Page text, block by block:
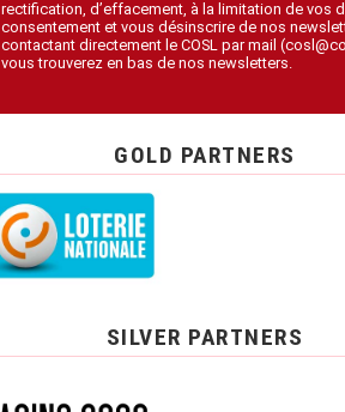
rectification, d’effacement, à la limitation de vos
consentement et vous désinscrire de nos
contactant directement le COSL par mail
vous trouverez en bas de nos newsletters.
GOLD PARTNERS
SILVER PARTNERS